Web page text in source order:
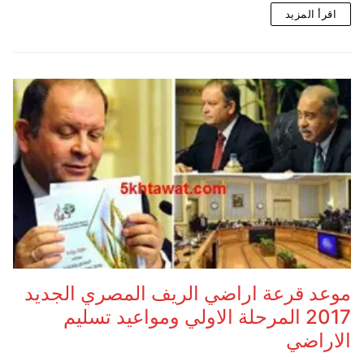
اقرأ المزيد
موعد قرعة اراضي الريف المصري الجديد
2017 المرحلة الاولي ومواعيد تسليم
الاراضي